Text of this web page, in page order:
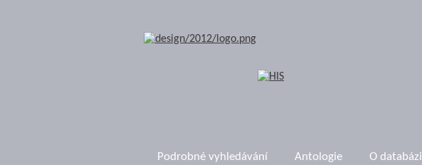
Podrobné vyhledávání Antologie O databázi